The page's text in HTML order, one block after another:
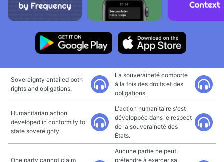
Sovereignty entailed both
rights and obligations.
La souveraineté comporte
à la fois des droits et des
obligations.
Humanitarian action
developed in conformity to
state sovereignty.
L'action humanitaire s'est
développée dans le respect
de la souveraineté des
États.
One party cannot claim
Aucune partie ne peut
prétendre à exercer sa